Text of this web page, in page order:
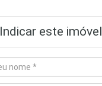
Indicar este imóvel